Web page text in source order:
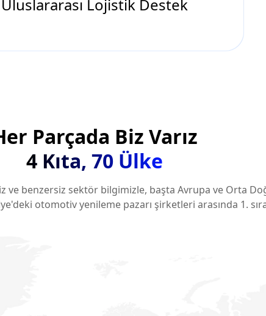
Parçada Biz Varız
otomotiv yenileme pazarı şirketleri arasında 1.